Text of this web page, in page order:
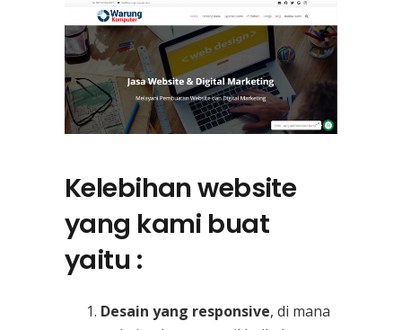
Kelebihan website
yang kami buat
yaitu :
Desain yang responsive, di mana